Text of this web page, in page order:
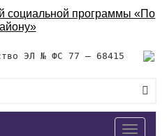
ЭЛ № ФС 77 – 68415
Toggle